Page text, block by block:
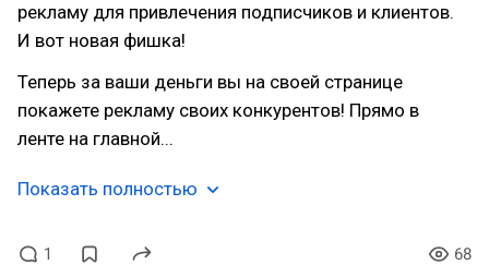
рекламу для привлечения подписчиков и клиентов.
И вот новая фишка!
Теперь за ваши деньги вы на своей странице
покажете рекламу своих конкурентов! Прямо в
ленте на главной...
Показать полностью
1 68